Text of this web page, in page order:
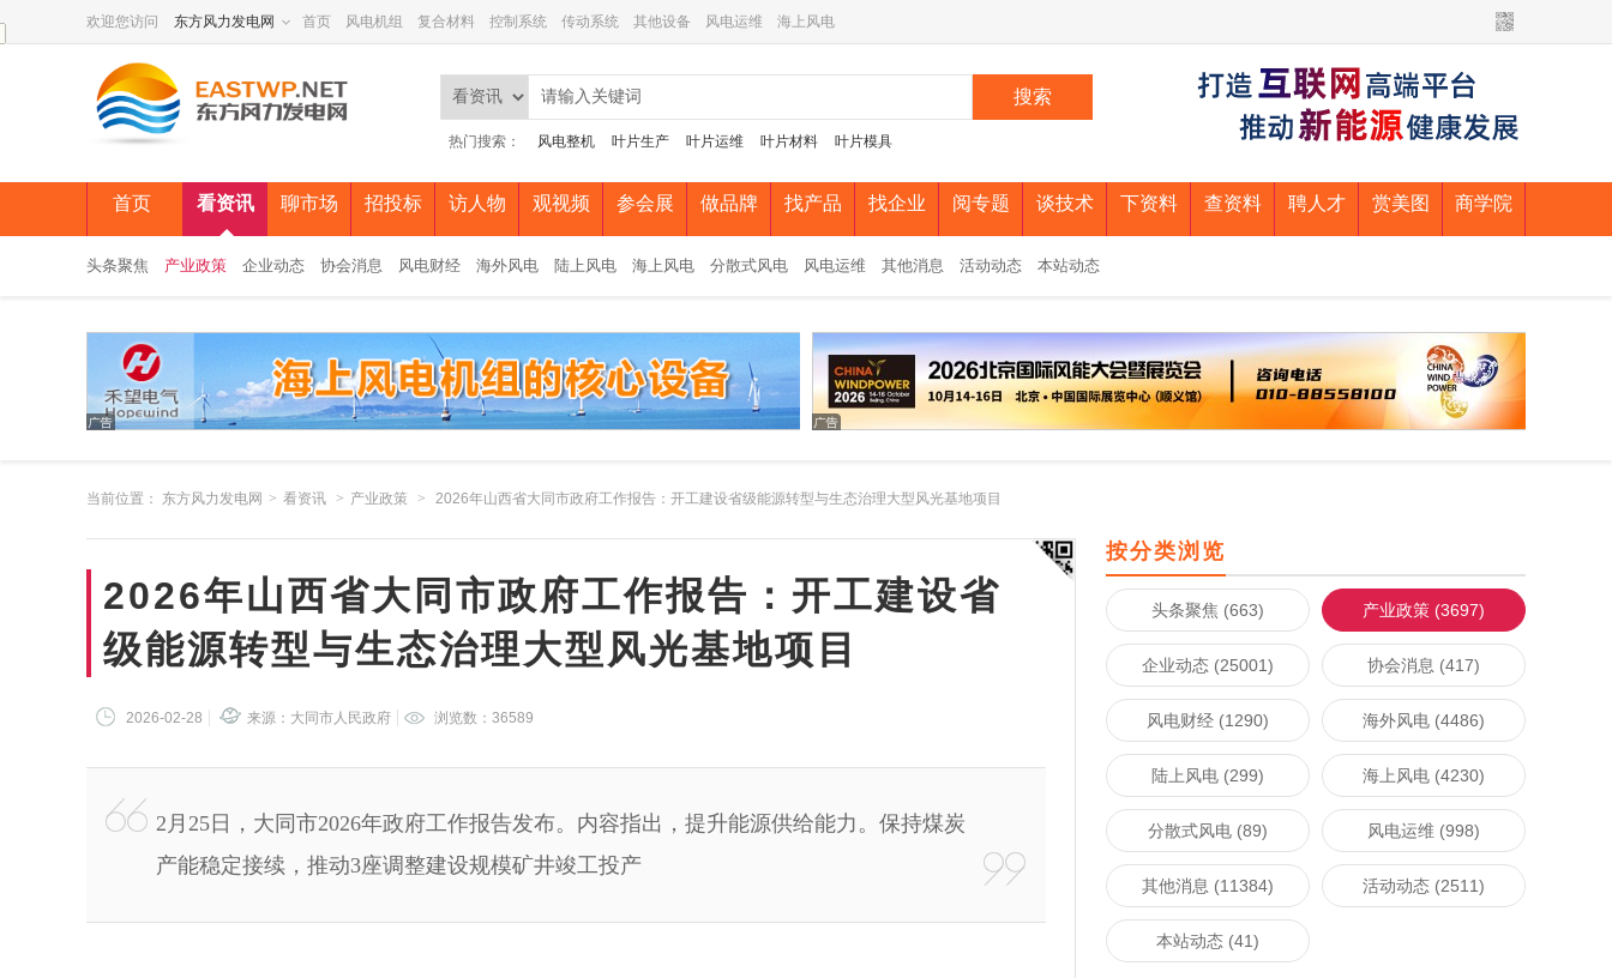
欢迎您访问 东方风力发电网 首页 风电机组 复合材料 控制系统 传动系统 其他设备 风电运维 海上风电
搜索
热门搜索： 风电整机 叶片生产 叶片运维 叶片材料 叶片模具
首页 看资讯 聊市场 招投标 访人物 观视频 参会展 做品牌 找产品 找企业 阅专题 谈技术 下资料 查资料 聘人才 赏美图 商学院
头条聚焦 产业政策 企业动态 协会消息 风电财经 海外风电 陆上风电 海上风电 分散式风电 风电运维 其他消息 活动动态 本站动态
当前位置： 东方风力发电网 > 看资讯 > 产业政策 > 2026年山西省大同市政府工作报告：开工建设省级能源转型与生态治理大型风光基地项目
2026年山西省大同市政府工作报告：开工建设省
级能源转型与生态治理大型风光基地项目
2026-02-28 来源：大同市人民政府 浏览数： 36589
2月25日，大同市2026年政府工作报告发布。内容指出，提升能源供给能力。保持煤炭
产能稳定接续，推动3座调整建设规模矿井竣工投产
按分类浏览
头条聚焦 (663) 产业政策 (3697)
企业动态 (25001) 协会消息 (417)
风电财经 (1290) 海外风电 (4486)
陆上风电 (299) 海上风电 (4230)
分散式风电 (89) 风电运维 (998)
其他消息 (11384) 活动动态 (2511)
本站动态 (41)